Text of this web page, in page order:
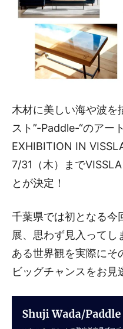
木材に美しい海や波を
スト”-Paddle-“のアー
EXHIBITION IN
7/31（木）まで
とが決定！
千葉県では初となる今
展、思わず見入ってし
ある世界観を実際にそ
ビッグチャンスをお見